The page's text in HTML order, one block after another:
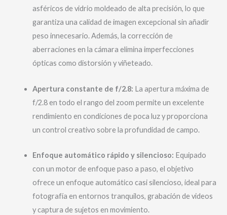
asféricos de vidrio moldeado de alta precisión, lo que
garantiza una calidad de imagen excepcional sin añadir
peso innecesario. Además, la corrección de
aberraciones en la cámara elimina imperfecciones
ópticas como distorsión y viñeteado.​
Apertura constante de f/2.8: La apertura máxima de
f/2.8 en todo el rango del zoom permite un excelente
rendimiento en condiciones de poca luz y proporciona
un control creativo sobre la profundidad de campo.
Enfoque automático rápido y silencioso: Equipado
con un motor de enfoque paso a paso, el objetivo
ofrece un enfoque automático casi silencioso, ideal para
fotografía en entornos tranquilos, grabación de videos
y captura de sujetos en movimiento.​